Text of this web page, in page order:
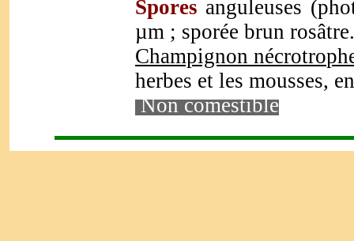
Spores anguleuses
µm ; sporée brun rosâtre.
Champignon
herbes et les mousses,
Non comestible